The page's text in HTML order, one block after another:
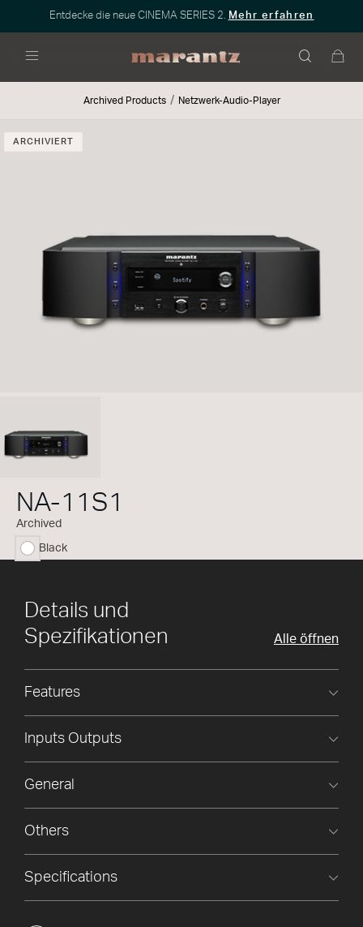
Entdecke die neue CINEMA SERIES 2. Mehr erfahren
Archived Products Netzwerk-Audio-Player
ARCHIVIERT
NA-11S1
Archived
ausgewählt
Black
Details und
Spezifikationen
Alle öffnen
Features
Inputs Outputs
General
Others
Specifications